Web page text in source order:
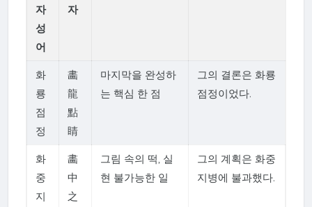
자
성
어
자
화
룡
점
정
畵
龍
點
睛
마지막을 완성하
는 핵심 한 점
그의 결론은 화룡
점정이었다.
화
중
지
畵
中
之
그림 속의 떡, 실
현 불가능한 일
그의 계획은 화중
지병에 불과했다.